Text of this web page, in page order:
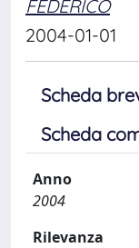
FEDERICO
2004-01-01
Scheda
Scheda
Anno
2004
Rilevanza